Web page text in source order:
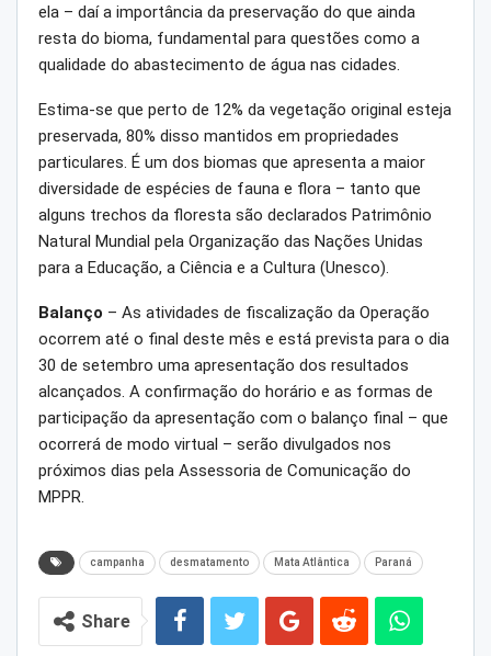
ela – daí a importância da preservação do que ainda
resta do bioma, fundamental para questões como a
qualidade do abastecimento de água nas cidades.
Estima-se que perto de 12% da vegetação original esteja
preservada, 80% disso mantidos em propriedades
particulares. É um dos biomas que apresenta a maior
diversidade de espécies de fauna e flora – tanto que
alguns trechos da floresta são declarados Patrimônio
Natural Mundial pela Organização das Nações Unidas
para a Educação, a Ciência e a Cultura (Unesco).
Balanço – As atividades de fiscalização da Operação
ocorrem até o final deste mês e está prevista para o dia
30 de setembro uma apresentação dos resultados
alcançados. A confirmação do horário e as formas de
participação da apresentação com o balanço final – que
ocorrerá de modo virtual – serão divulgados nos
próximos dias pela Assessoria de Comunicação do
MPPR.
campanha desmatamento Mata Atlântica Paraná
Share